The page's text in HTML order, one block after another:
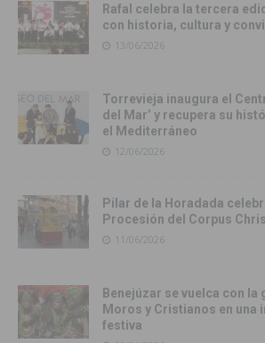
Rafal celebra la tercera
con historia, cultura y
13/06/2026
Torrevieja inaugura el
del Mar’ y recupera su
el Mediterráneo
12/06/2026
Pilar de la Horadada
Procesión del Corpus
11/06/2026
Benejúzar se vuelca con la
Moros y Cristianos en una
festiva